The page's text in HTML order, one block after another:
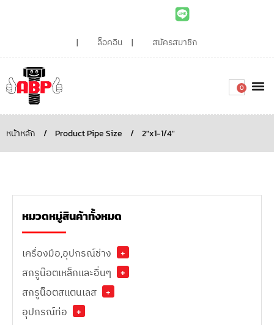
ล็อคอิน สมัครสมาชิก
0
หน้าหลัก / Product Pipe Size / 2"x1-1/4"
หมวดหมู่สินค้าทั้งหมด
เครื่องมือ,อุปกรณ์ช่าง
+
สกรูน๊อตเหล็กและอื่นๆ
+
สกรูน็อตสแตนเลส
+
อุปกรณ์ท่อ
+